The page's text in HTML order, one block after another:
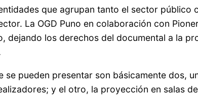
que agrupan tanto el sector
La OGD Puno en colaboración con
los derechos del documental a la
pueden presentar son básicamente dos,
y el otro, la proyección en salas